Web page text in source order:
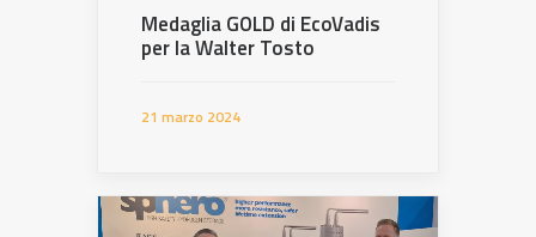
Medaglia GOLD di EcoVadis
per la Walter Tosto
21 marzo 2024